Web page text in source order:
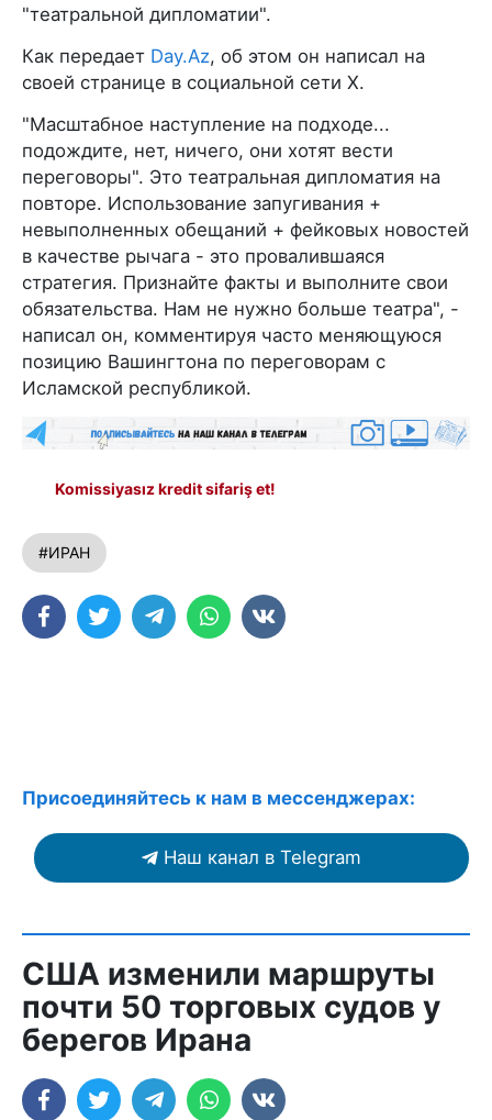
"театральной дипломатии".
Как передает Day.Az, об этом он написал на
своей странице в социальной сети X.
"Масштабное наступление на подходе...
подождите, нет, ничего, они хотят вести
переговоры". Это театральная дипломатия на
повторе. Использование запугивания +
невыполненных обещаний + фейковых новостей
в качестве рычага - это провалившаяся
стратегия. Признайте факты и выполните свои
обязательства. Нам не нужно больше театра", -
написал он, комментируя часто меняющуюся
позицию Вашингтона по переговорам с
Исламской республикой.
Komissiyasız kredit sifariş et!
#ИРАН
Присоединяйтесь к нам в мессенджерах:
Наш канал в Telegram
США изменили маршруты
почти 50 торговых судов у
берегов Ирана